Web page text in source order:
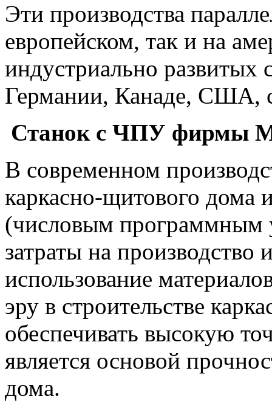
Эти производства
европейском, так и на
индустриально
Германии, Канаде, США,
Станок с ЧПУ фирмы
В современном
каркасно-щитового дома
(числовым программным
затраты на
использование
эру в строительстве
обеспечивать высокую
является основой
дома.